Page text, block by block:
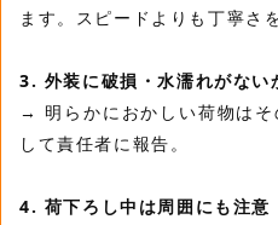
ます。スピードよりも丁寧さ
3. 外装に破損・水濡れがない
→ 明らかにおかしい荷物は
して責任者に報告。
4. 荷下ろし中は周囲にも注意